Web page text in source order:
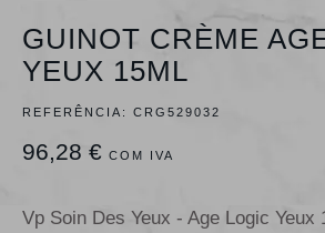
GUINOT CRÈME
YEUX 15ML
REFERÊNCIA: CRG529032
96,28 € COM IVA
Vp Soin Des Yeux - Age Logic Yeux